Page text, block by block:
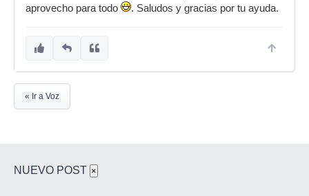
aprovecho para todo
. Saludos y gracias por tu ayuda.
« Ir a Voz
NUEVO POST ×